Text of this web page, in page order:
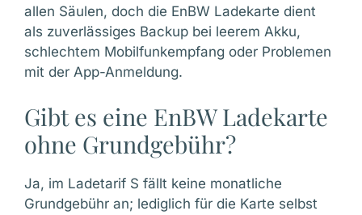
allen Säulen, doch die EnBW Ladekarte dient
als zuverlässiges Backup bei leerem Akku,
schlechtem Mobilfunkempfang oder Problemen
mit der App-Anmeldung.
Gibt es eine EnBW Ladekarte
ohne Grundgebühr?
Ja, im Ladetarif S fällt keine monatliche
Grundgebühr an; lediglich für die Karte selbst